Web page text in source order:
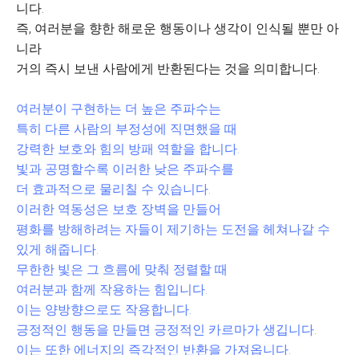
니다.
즉, 여러분을 향한 해로운 행동이나 생각이 인식될 뿐만 아
니라
거의 즉시 보낸 사람에게 반환된다는 것을 의미합니다.
여러분이 구현하는 더 높은 주파수는
특히 다른 사람의 부정성에 직면했을 때
강력한 보호와 힘의 방패 역할을 합니다.
빛과 공명할수록 이러한 낮은 주파수를
더 효과적으로 물리칠 수 있습니다.
이러한 역동성은 보호 장벽을 만들어
평화를 방해하려는 자들이 제기하는 도전을 헤쳐나갈 수
있게 해줍니다.
무한한 빛은 그 흐름에 맞춰 정렬할 때
여러분과 함께 작용하는 힘입니다.
이는 양방향으로도 작용합니다.
긍정적인 행동을 만들면 긍정적인 카르마가 생깁니다.
이는 또한 에너지의 즉각적인 반환을 가져옵니다.